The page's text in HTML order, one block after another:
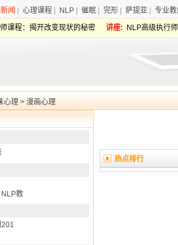
闻 心理课程 NLP 催眠 完形 萨提亚
专业
课程：揭开改变现状的秘密 讲座: NLP高级执行
心理 > 漫画心理
NLP教
热点排行